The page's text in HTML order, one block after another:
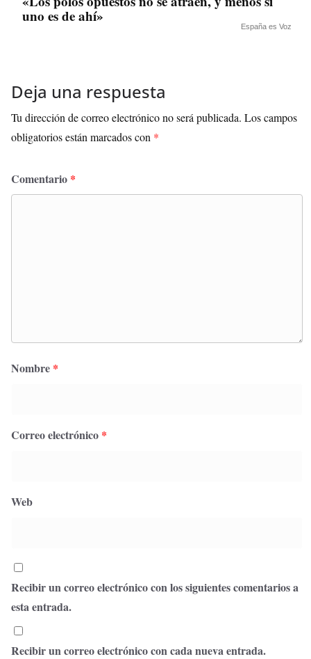
uno es de ahí»
España es Voz
Deja una respuesta
Tu dirección de correo electrónico no será publicada. Los campos
obligatorios están marcados con *
Comentario *
Nombre *
Correo electrónico *
Web
Recibir un correo electrónico con los siguientes comentarios a
esta entrada.
Recibir un correo electrónico con cada nueva entrada.